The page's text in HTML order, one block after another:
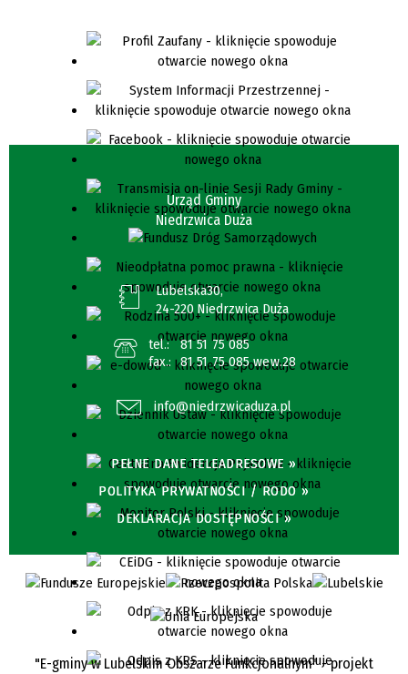
Urząd Gminy
Niedrzwica Duża
Lubelska30,
24-220 Niedrzwica Duża
tel.:
81 51 75 085
fax.:
81 51 75 085 wew.28
info@niedrzwicaduza.pl
PEŁNE DANE TELEADRESOWE »
POLITYKA PRYWATNOŚCI / RODO »
DEKLARACJA DOSTĘPNOŚCI »
"E-gminy w Lubelskim Obszarze Funkcjonalnym" - projekt